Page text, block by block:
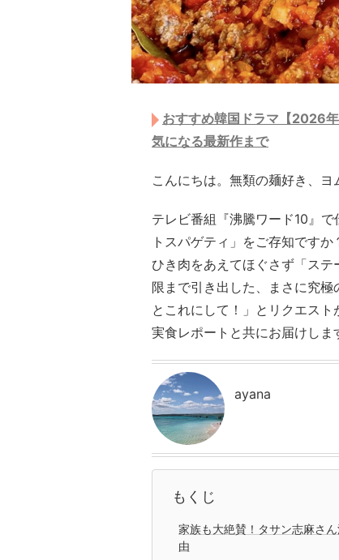
おすすめ韓国ドラマ【2026
気になる最新作まで
こんにちは。無類の麺好き、ヨ
テレビ番組『沸騰ワード10』
トスパゲティ」をご存知ですか
ひき肉をあえてほぐさず「ス
限まで引き出した、まさに究
とこれにして！」とリクエス
実食レポートと共にお届けしま
ayana
もくじ
家族も大絶賛！タサン志麻さ
由